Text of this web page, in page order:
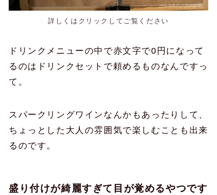
詳しくはクリックしてご覧ください
ドリンクメニューの中で赤文字で0円になって
るのはドリンクセットで頼めるものなんですっ
て。
スパークリングワインなんかもあったりして、
ちょっとした大人の雰囲気で楽しむことも出来
るのです。
盛り付けが綺麗すぎて目が覚めるやつです